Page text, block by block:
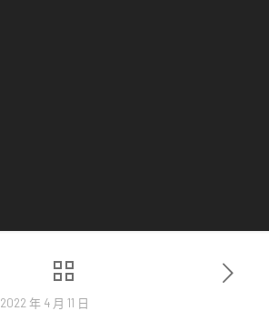
2022 年 4 月 11 日